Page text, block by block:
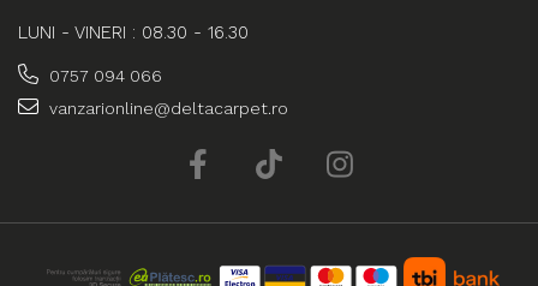
LUNI - VINERI : 08.30 - 16.30
0757 094 066
vanzarionline@deltacarpet.ro